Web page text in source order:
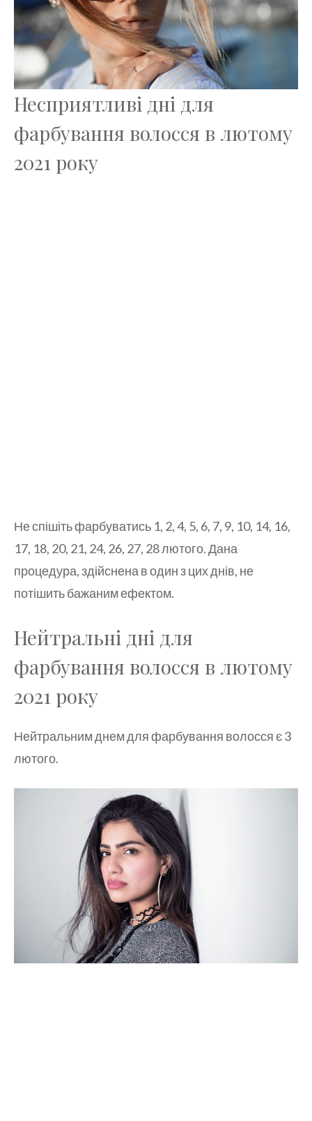
Несприятливі дні для
фарбування волосся в лютому
2021 року
Не спішіть фарбуватись 1, 2, 4, 5, 6, 7, 9, 10, 14, 16,
17, 18, 20, 21, 24, 26, 27, 28 лютого. Дана
процедура, здійснена в один з цих днів, не
потішить бажаним ефектом.
Нейтральні дні для
фарбування волосся в лютому
2021 року
Нейтральним днем для фарбування волосся є 3
лютого.